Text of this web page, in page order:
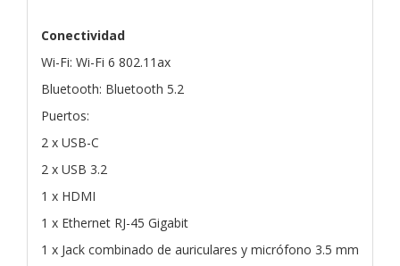
Conectividad
Wi-Fi: Wi-Fi 6 802.11ax
Bluetooth: Bluetooth 5.2
Puertos:
2 x USB-C
2 x USB 3.2
1 x HDMI
1 x Ethernet RJ-45 Gigabit
1 x Jack combinado de auriculares y micrófono 3.5 mm